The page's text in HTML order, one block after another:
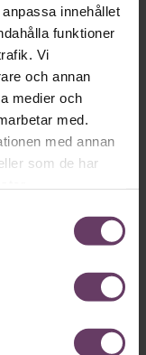
innehållet
funktioner
Vi
och annan
medier och
med.
med annan
som de har
Lundin, hr-
Särskilt drabbade
det än svårare än